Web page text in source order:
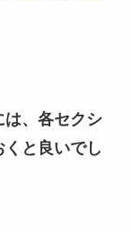
は、各セクシ
と良いでし